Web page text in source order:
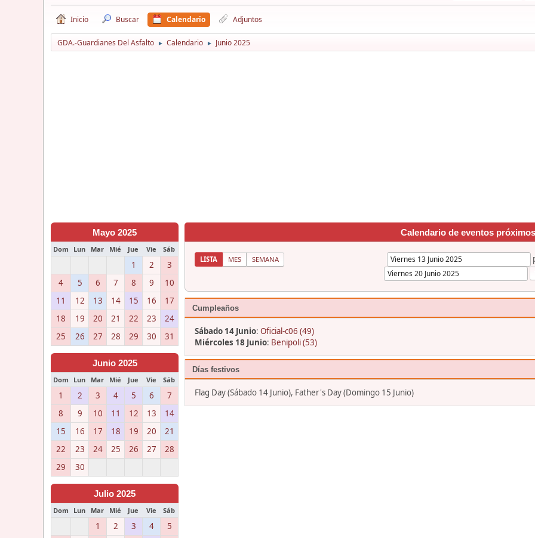
Inicio Buscar Calendario Adjuntos
GDA.-Guardianes Del Asfalto ► Calendario ► Junio 2025
Mayo 2025
Dom Lun Mar Mié Jue Vie Sáb
1 2
3
4
5 6 7 8 9
10
11
12 13 14 15 16
17
18
19 20 21 22 23
24
25
26 27 28 29 30 31
Junio 2025
Dom Lun Mar Mié Jue Vie Sáb
1 2 3 4 5 6
7
8
9 10 11 12 13
14
15
16 17 18 19 20
21
22
23 24 25 26 27
28
29
30
Julio 2025
Dom Lun Mar Mié Jue Vie Sáb
1 2 3 4 5
Calendario de eventos próximos
LISTA MES SEMANA
Cumpleaños
Sábado 14 Junio: Oficial-c06 (49)
Miércoles 18 Junio: Benipoli (53)
Días festivos
Flag Day (Sábado 14 Junio), Father's Day (Domingo 15 Junio)